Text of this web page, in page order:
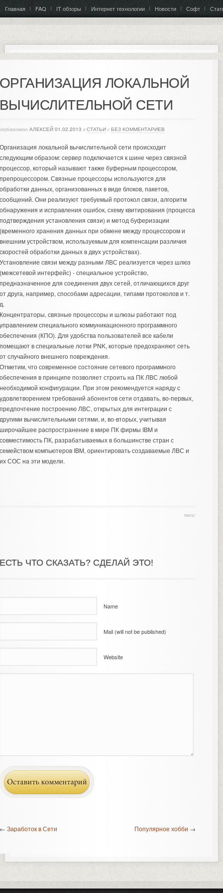
Главная FAQ IT обзоры Интернет технологии Новости Софт
ЛОКАЛЬНОЙ
СЕТИ
АЛЕКСЕЙ 01.02.2013 в СТАТЬИ с БЕЗ КОММЕНТАРИЕВ
локальной вычислительной сети происходит
образом: сервер подключается к шине через связной
который называют также буферным процессором,
Связные процессоры используются для
данных, организованных в виде блоков, пакетов,
Они реализуют требуемый протокол связи, алгоритм
и исправления ошибок, схему квитирования (процесса
установления связи) и метод буферизации
хранения данных при обмене между процессором и
устройством, используемым для компенсации различия
обработки данных в двух устройствах).
связи между разными ЛВС реализуется через шлюз
интерфейс) - специальное устройство,
для соединения двух сетей, отличающихся друг
друга, например, способами адресации, типами протоколов и т.
связные процессоры и шлюзы работают под
специального коммуникационного программного
(КПО). Для удобства пользователей все кабели
в специальные лотки PNK, которые предохраняют сеть
случайного внешнего повреждения.
что современное состояние сетевого программного
в принципе позволяет строить на ПК ЛВС любой
конфигурации. При этом рекомендуется наряду с
требований абонентов сети отдавать, во-первых,
построению ЛВС, открытых для интеграции с
вычислительными сетями, и, во-вторых, учитывая
распространение в мире ПК фирмы IBM и
ПК, разрабатываемых в большинстве стран с
компьютеров IBM, ориентировать создаваемые ЛВС и
СОС на эти модели.
теги:
ЧТО СКАЗАТЬ? СДЕЛАЙ ЭТО!
Name
Mail (will not be published)
Website
Заработок в Сети Популярное хобби →